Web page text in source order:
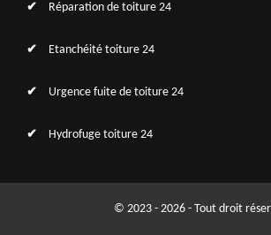
Réparation de toiture 24
Etanchéité toiture 24
Urgence fuite de toiture 24
Hydrofuge toiture 24
© 2023 - 2026 - Tout droit